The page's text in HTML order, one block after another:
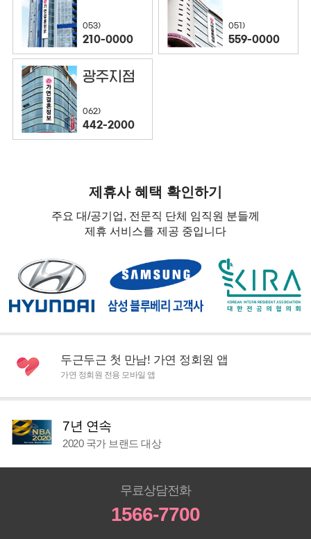
053)
210-0000
051)
559-0000
광주지점
062)
442-2000
제휴사 혜택 확인하기
주요 대/공기업, 전문직 단체 임직원 분들께
제휴 서비스를 제공 중입니다
두근두근 첫 만남! 가연 정회원 앱
가연 정회원 전용 모바일 앱
7년 연속
2020 국가 브랜드 대상
무료상담전화
1566-7700